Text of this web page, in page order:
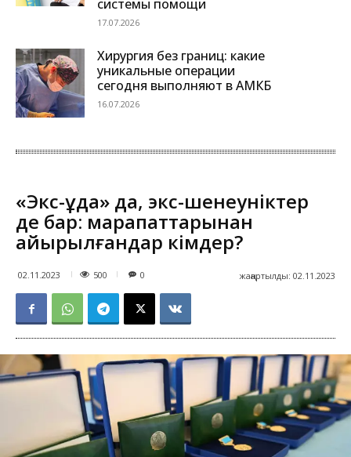
системы помощи
17.07.2026
Хирургия без границ: какие
уникальные операции
сегодня выполняют в АМКБ
16.07.2026